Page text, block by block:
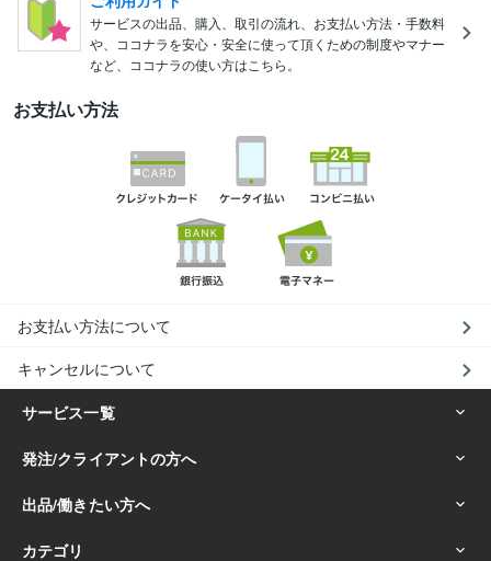
サービスの出品、購入、取引の流れ、お支払い方法・手数料
や、ココナラを安心・安全に使って頂くための制度やマナー
など、ココナラの使い方はこちら。
お支払い方法
お支払い方法について
キャンセルについて